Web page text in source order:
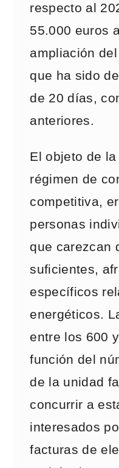
respecto al
55.000 euros
ampliación
que ha sido
de 20 días,
anteriores.
El objeto de
régimen de
competitiva,
personas
que carezcan
suficientes,
específicos
energéticos.
entre los 600
función del
de la unidad
concurrir a
interesados
facturas de